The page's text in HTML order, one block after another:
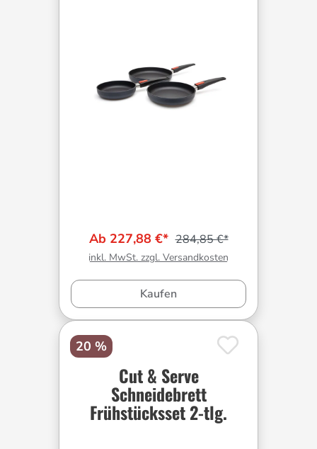
Ab 227,88 €* 284,85 €*
inkl. MwSt. zzgl. Versandkosten
Kaufen
20 %
Cut & Serve
Schneidebrett
Frühstücksset 2-tlg.